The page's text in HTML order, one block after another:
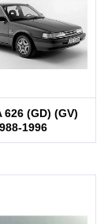
626 (GD) (GV)
1996